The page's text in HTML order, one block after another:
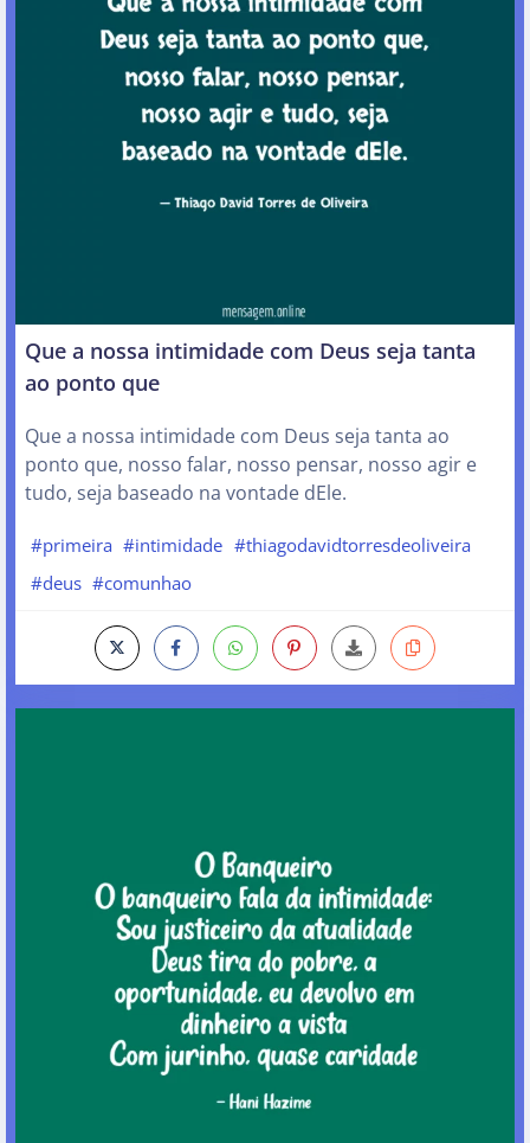
Que a nossa intimidade com Deus seja tanta
ao ponto que
Que a nossa intimidade com Deus seja tanta ao
ponto que, nosso falar, nosso pensar, nosso agir e
tudo, seja baseado na vontade dEle.
#primeira #intimidade #thiagodavidtorresdeoliveira
#deus #comunhao